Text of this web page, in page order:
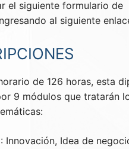
el siguiente formulario de
al siguiente
de 126 horas, esta
9 módulos que tratarán
Innovación, Idea de